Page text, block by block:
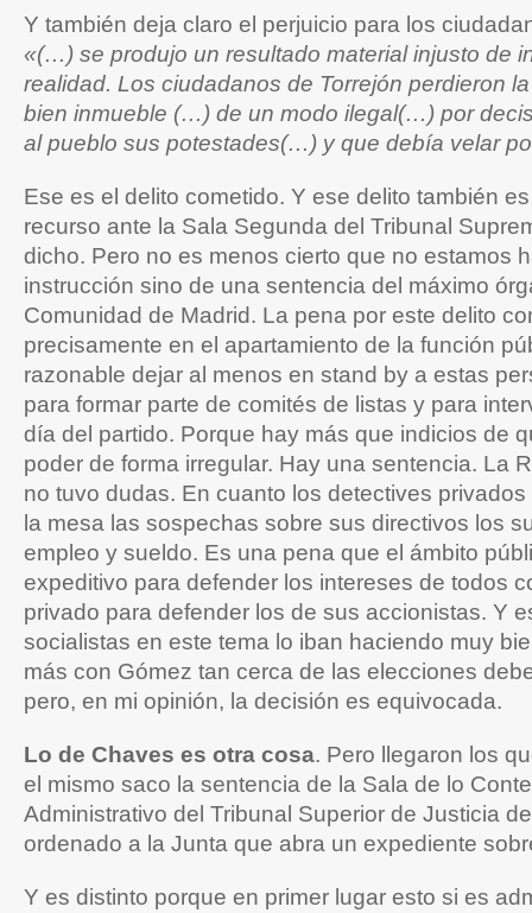
Y también deja claro el perjuicio para los
«(…) se produjo un resultado material injusto de
realidad. Los ciudadanos de Torrejón perdieron
bien inmueble (…) de un modo ilegal(…) por
al pueblo sus potestades(…) y que debía velar
Ese es el delito cometido. Y ese delito también
recurso ante la Sala Segunda del Tribunal
dicho. Pero no es menos cierto que no estamos
instrucción sino de una sentencia del máximo
Comunidad de Madrid. La pena por este delito
precisamente en el apartamiento de la función
razonable dejar al menos en stand by a estas
para formar parte de comités de listas y para
día del partido. Porque hay más que indicios de
poder de forma irregular. Hay una sentencia. La
no tuvo dudas. En cuanto los detectives
la mesa las sospechas sobre sus directivos los
empleo y sueldo. Es una pena que el ámbito
expeditivo para defender los intereses de todos
privado para defender los de sus accionistas. Y
socialistas en este tema lo iban haciendo muy
más con Gómez tan cerca de las elecciones
pero, en mi opinión, la decisión es equivocada.
Lo de Chaves es otra cosa. Pero llegaron los
el mismo saco la sentencia de la Sala de lo
Administrativo del Tribunal Superior de Justicia
ordenado a la Junta que abra un expediente
Y es distinto porque en primer lugar esto si es